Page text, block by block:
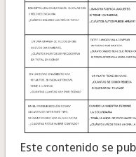
Este contenido se